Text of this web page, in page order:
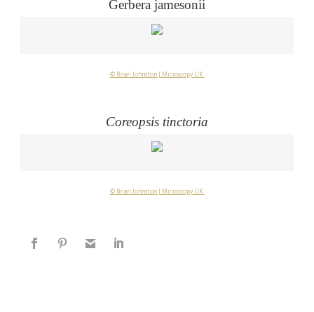
Gerbera jamesonii
© Brian Johnston | Microscopy UK
Coreopsis tinctoria
© Brian Johnston | Microscopy UK